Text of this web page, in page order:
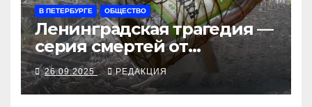
В ПЕТЕРБУРГЕ ОБЩЕСТВО
Ленинградская трагедия —
серия смертей от
алкосуррогата
26.09.2025 РЕДАКЦИЯ